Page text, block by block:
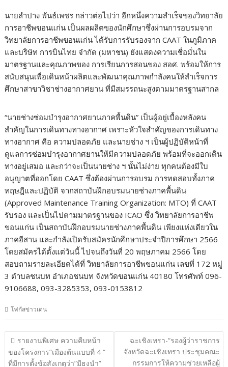
นายลำปาง พันธ์เพชร กล่าวต่อไปว่า อีกหนึ่งความสำเร็จของวิทยาลัย
การอาชีพขอนแก่น เป็นผลผลิตของนักศึกษาซึ่งผ่านการอบรมจาก
วิทยาลัยการอาชีพขอนแก่น ได้รับการรับรองจาก CAAT ในภูมิภาค
และบริษัท การบินไทย จำกัด (มหาชน) ยังแสดงความเชื่อมั่นใน
มาตรฐานและคุณภาพของ การเรียนการสอนของ สอศ. พร้อมให้การ
สนับสนุนเพื่อเดินหน้าผลิตและพัฒนาคุณภาพกำลังคนให้สำเร็จการ
ศึกษาสาขาวิชาช่างอากาศยาน ที่มีสมรรถนะสูงตามมาตรฐานสากล
“นายช่างซ่อมบำรุงอากาศยานภาคพื้นดิน” เป็นผู้อยู่เบื้องหลังคน
สำคัญในการเดินทางทางอากาศ เพราะหัวใจสำคัญของการเดินทาง
ทางอากาศ คือ ความปลอดภัย และนายช่าง ฯ เป็นผู้ปฏิบัติหน้าที่
ดูแลการซ่อมบำรุงอากาศยานให้มีความปลอดภัย พร้อมที่จะออกเดิน
ทางอยู่เสมอ และกว่าจะเป็นนายช่าง ฯ นั้นไม่ง่าย ทุกคนต้องมีใบ
อนุญาตที่ออกโดย CAAT ซึ่งต้องผ่านการอบรม การทดสอบทั้งภาค
ทฤษฎีและปฏิบัติ จากสถาบันฝึกอบรมนายช่างภาคพื้นดิน
(Approved Maintenance Training Organization: MTO) ที่ CAAT
รับรอง และเป็นไปตามมาตรฐานของ ICAO ซึ่ง วิทยาลัยการอาชีพ
ขอนแก่น เป็นสถาบันฝึกอบรมนายช่างภาคพื้นดิน เพียงแห่งเดียวใน
ภาคอีสาน และกำลังเปิดรับสมัครนักศึกษาประจำปีการศึกษา 2566
โดยสมัครได้ตั้งแต่วันนี้ ไปจนถึงวันที่ 20 พฤษภาคม 2566 โดย
สอบถามรายละเอียดได้ที่ วิทยาลัยการอาชีพขอนแก่น เลขที่ 172 หมู่
3 ตำบลชนบท อำเภอชนบท จังหวัดขอนแก่น 40180 โทรศัพท์ 096-
9106688, 093-3285353, 093-0153812
โฟกัสข่าวเด่น
แนะแนว
เรื่อง
รายงานพิเศษ ความคืบหน้า
ของโครงการ”เมืองต้นแบบที่ 4 “
ที่มีการตั้งข้อสังเกตุว่า”มีธงนำ”
ฉะเชิงเทรา-“รองผู้ว่าราชการ
จังหวัดฉะเชิงเทรา ประชุมคณะ
กรรมการให้ความช่วยเหลือผู้